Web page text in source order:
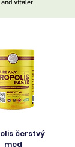
čerstvý
med